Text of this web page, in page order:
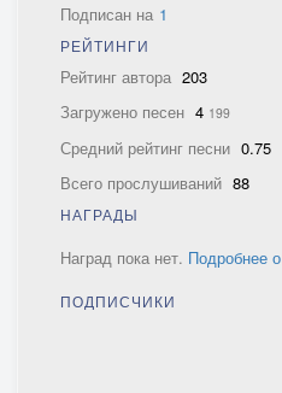
Подписан на 1
РЕЙТИНГИ
Рейтинг автора 203
Загружено песен 4 199
Средний рейтинг песни 0.75
Всего прослушиваний 88
НАГРАДЫ
Наград пока нет. Подробнее
ПОДПИСЧИКИ